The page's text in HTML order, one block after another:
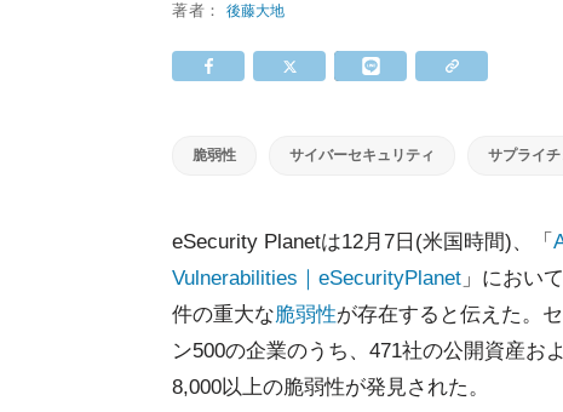
著者：後藤大地
脆弱性 サイバーセキュリティ サプライ
eSecurity Planetは12月7日(米国時間)、「
Vulnerabilities｜eSecurityPlanet 」におい
件の重大な脆弱性が存在すると伝えた。
ン500の企業のうち、471社の公開資産お
8,000以上の脆弱性が発見された。